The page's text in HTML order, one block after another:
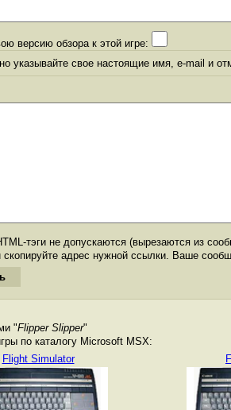
версию обзора к этой игре:
указывайте свое настоящие имя, e-mail и
тэги не допускаются (вырезаются из
скопируйте адрес нужной ссылки. Ваше
"Flipper Slipper"
по каталогу Microsoft MSX:
Flight Simulator